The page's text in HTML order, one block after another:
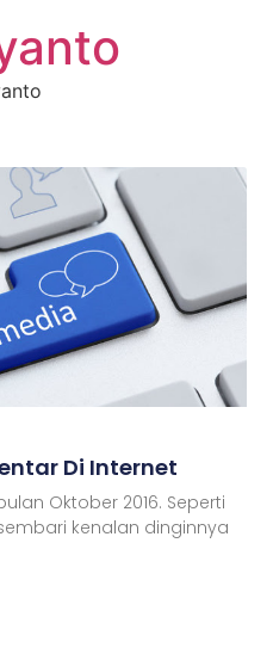
Di Internet
Oktober 2016. Seperti
kenalan dinginnya